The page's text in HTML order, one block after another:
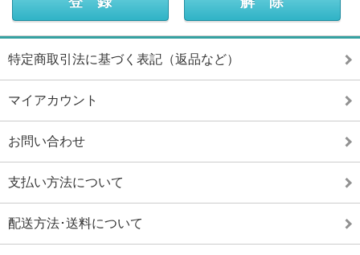
特定商取引法に基づく表記（返品など）
マイアカウント
お問い合わせ
支払い方法について
配送方法･送料について